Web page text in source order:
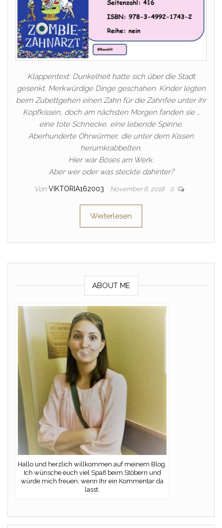
Klappentext: Dunkelheit hatte sich über die Stadt
gesenkt. Merkwürdige Dinge geschahen. Kinder legten
beim Zubettgehen einen Zahn für die Zahnfee unter ihr
Kopfkissen, doch am nächsten Morgen fanden sie …
eine tote Schnecke, eine lebende Spinne,
Aberhunderte Ohrwürmer, die unter dem Kissen
herumkrabbelten.
Hier war Böses am Werk.
Aber wer oder was steckte dahinter?
Von VIKTORIA162003 November 6, 2018 0
Weiterlesen
ABOUT ME
Hallo und herzlich willkommen auf meinem Blog.
Ich wünsche euch viel Spaß beim Stöbern und
würde mich freuen, wenn Ihr ein Kommentar da
lasst.